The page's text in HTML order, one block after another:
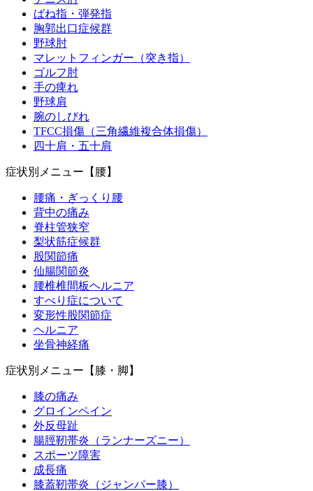
ばね指・弾発指
胸郭出口症候群
野球肘
マレットフィンガー（突き指）
ゴルフ肘
手の痺れ
野球肩
腕のしびれ
TFCC損傷（三角繊維複合体損傷）
四十肩・五十肩
症状別メニュー【腰】
腰痛・ぎっくり腰
背中の痛み
脊柱管狭窄
梨状筋症候群
股関節痛
仙腸関節炎
腰椎椎間板ヘルニア
すべり症について
変形性股関節症
ヘルニア
坐骨神経痛
症状別メニュー【膝・脚】
膝の痛み
グロインペイン
外反母趾
腸脛靭帯炎（ランナーズニー）
スポーツ障害
成長痛
膝蓋靭帯炎（ジャンパー膝）